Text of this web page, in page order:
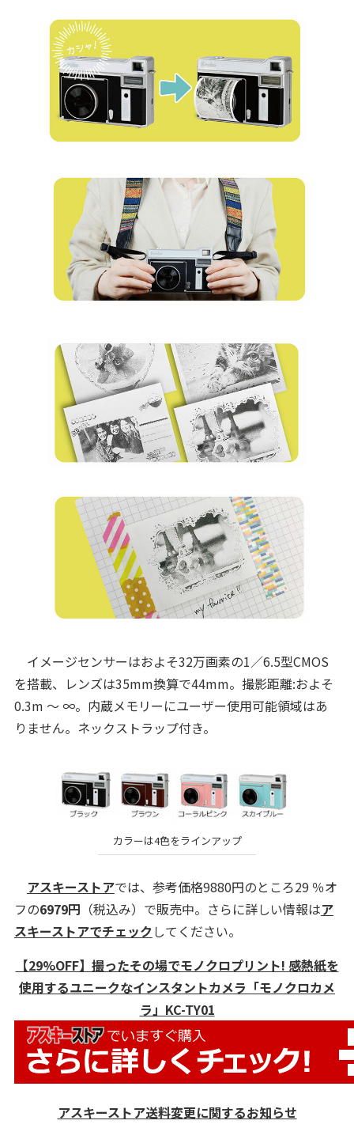
イメージセンサーはおよそ32万画素の1／6.5型CMOS
を搭載、レンズは35mm換算で44mm。撮影距離:およそ
0.3m 〜 ∞。内蔵メモリーにユーザー使用可能領域はあ
りません。ネックストラップ付き。
カラーは4色をラインアップ
アスキーストアでは、参考価格9880円のところ29 ％オ
フの6979円 （税込み）で販売中。さらに詳しい情報はア
スキーストアでチェックしてください。
【29%OFF】撮ったその場でモノクロプリント! 感熱紙を
使用するユニークなインスタントカメラ「モノクロカメ
ラ」KC-TY01
アスキーストア送料変更に関するお知らせ